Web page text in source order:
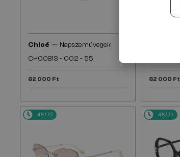
Chloé — Napszemüvegek
CH0081S - 002 - 55
62 000 Ft 62 000 Ft
48/72 48/72